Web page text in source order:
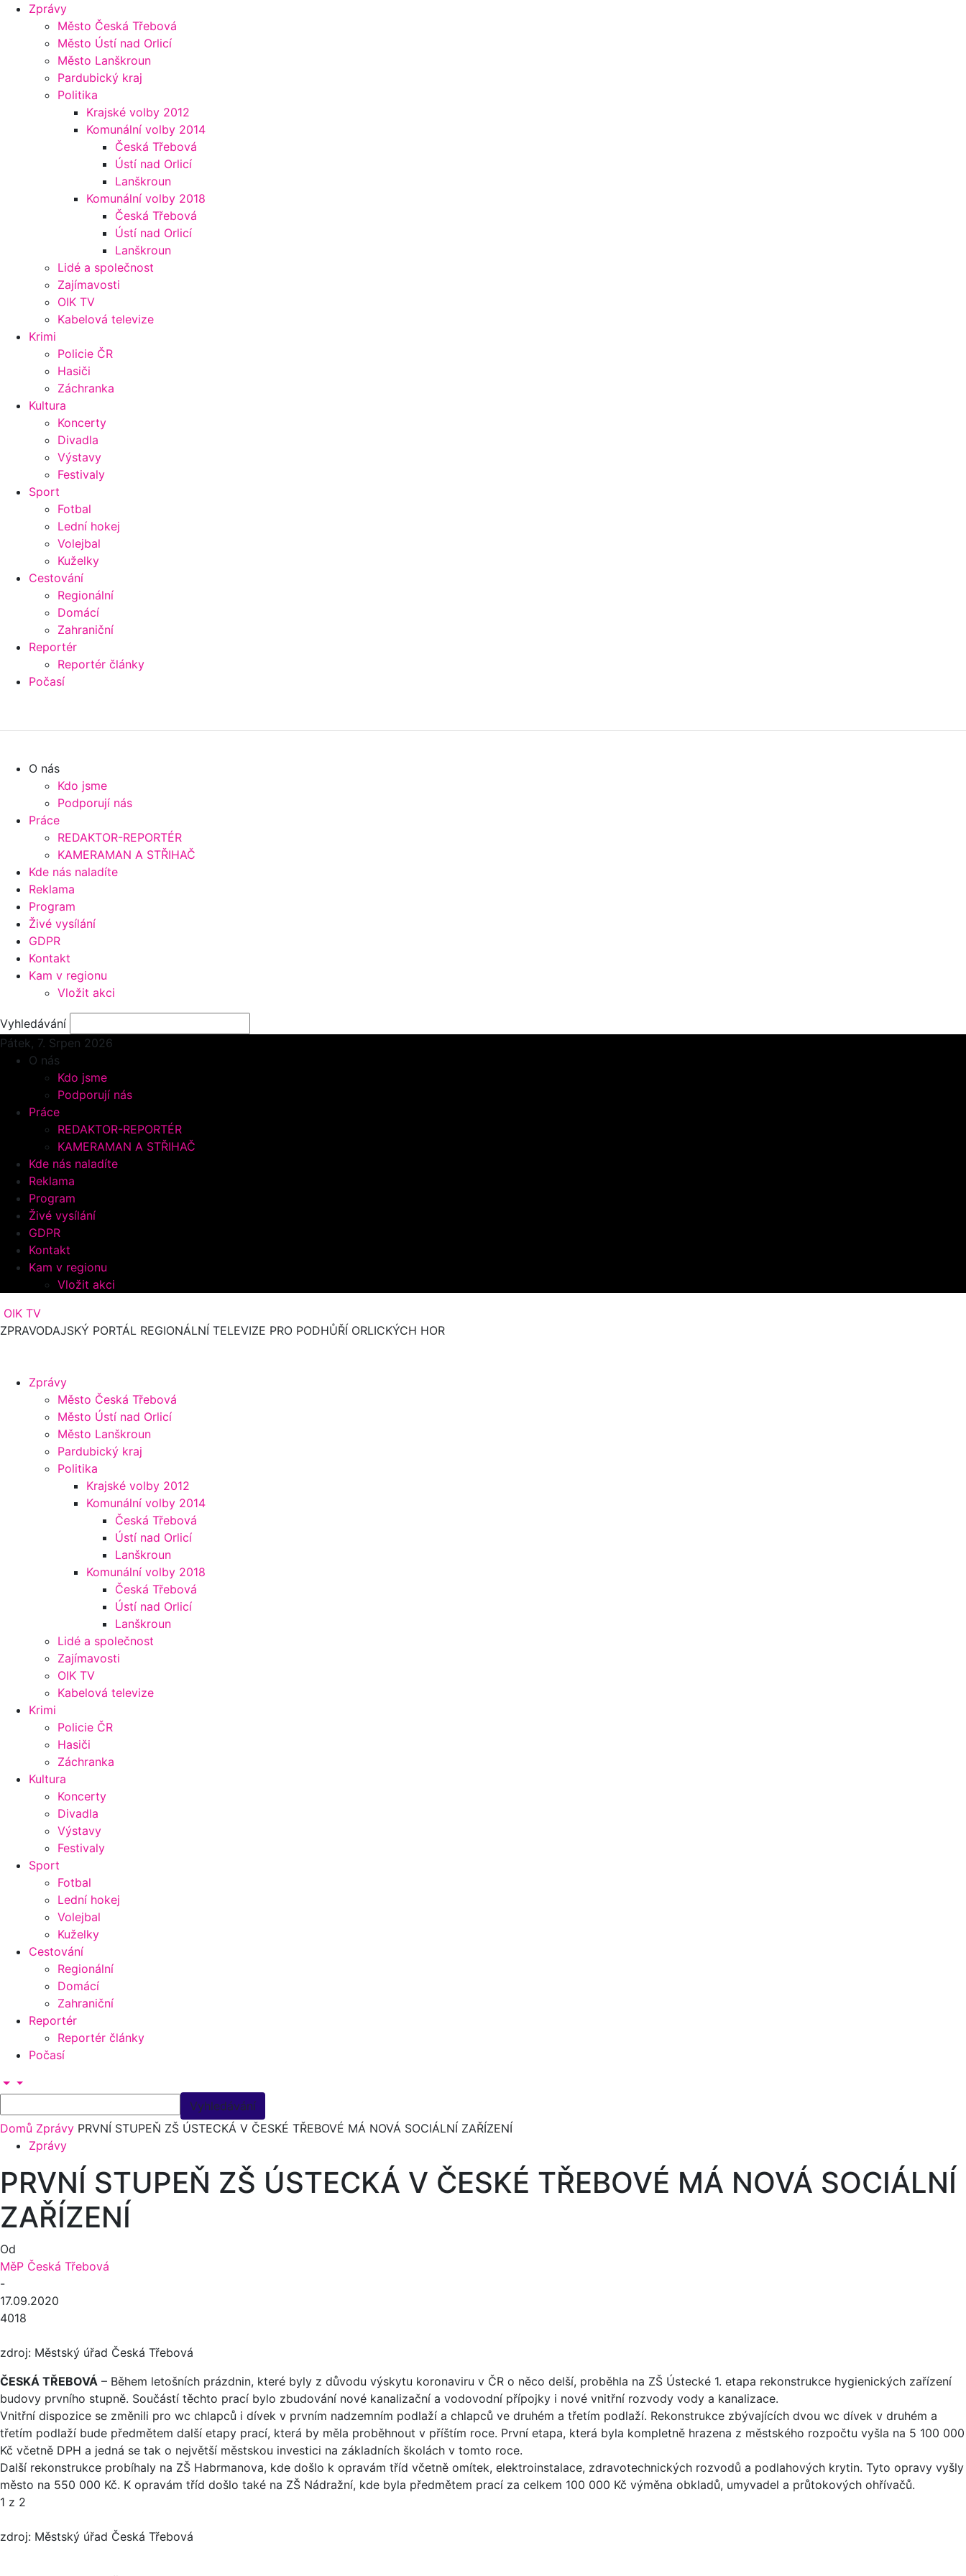
Zprávy
Město Česká Třebová
Město Ústí nad Orlicí
Město Lanškroun
Pardubický kraj
Politika
Krajské volby 2012
Komunální volby 2014
Česká Třebová
Ústí nad Orlicí
Lanškroun
Komunální volby 2018
Česká Třebová
Ústí nad Orlicí
Lanškroun
Lidé a společnost
Zajímavosti
OIK TV
Kabelová televize
Krimi
Policie ČR
Hasiči
Záchranka
Kultura
Koncerty
Divadla
Výstavy
Festivaly
Sport
Fotbal
Lední hokej
Volejbal
Kuželky
Cestování
Regionální
Domácí
Zahraniční
Reportér
Reportér články
Počasí
O nás
Kdo jsme
Podporují nás
Práce
REDAKTOR-REPORTÉR
KAMERAMAN A STŘIHAČ
Kde nás naladíte
Reklama
Program
Živé vysílání
GDPR
Kontakt
Kam v regionu
Vložit akci
Vyhledávání
Pátek, 7. Srpen 2026
O nás
Kdo jsme
Podporují nás
Práce
REDAKTOR-REPORTÉR
KAMERAMAN A STŘIHAČ
Kde nás naladíte
Reklama
Program
Živé vysílání
GDPR
Kontakt
Kam v regionu
Vložit akci
OIK TV
ZPRAVODAJSKÝ PORTÁL REGIONÁLNÍ TELEVIZE PRO PODHŮŘÍ ORLICKÝCH HOR
Zprávy
Město Česká Třebová
Město Ústí nad Orlicí
Město Lanškroun
Pardubický kraj
Politika
Krajské volby 2012
Komunální volby 2014
Česká Třebová
Ústí nad Orlicí
Lanškroun
Komunální volby 2018
Česká Třebová
Ústí nad Orlicí
Lanškroun
Lidé a společnost
Zajímavosti
OIK TV
Kabelová televize
Krimi
Policie ČR
Hasiči
Záchranka
Kultura
Koncerty
Divadla
Výstavy
Festivaly
Sport
Fotbal
Lední hokej
Volejbal
Kuželky
Cestování
Regionální
Domácí
Zahraniční
Reportér
Reportér články
Počasí
Domů Zprávy PRVNÍ STUPEŇ ZŠ ÚSTECKÁ V ČESKÉ TŘEBOVÉ MÁ NOVÁ SOCIÁLNÍ ZAŘÍZENÍ
Zprávy
PRVNÍ STUPEŇ ZŠ ÚSTECKÁ V ČESKÉ TŘEBOVÉ MÁ NOVÁ SOCIÁLNÍ
ZAŘÍZENÍ
Od
MěP Česká Třebová
-
17.09.2020
4018
zdroj: Městský úřad Česká Třebová
ČESKÁ TŘEBOVÁ – Během letošních prázdnin, které byly z důvodu výskytu koronaviru v ČR o něco delší, proběhla na ZŠ Ústecké 1. etapa rekonstrukce hygienických zařízení
budovy prvního stupně. Součástí těchto prací bylo zbudování nové kanalizační a vodovodní přípojky i nové vnitřní rozvody vody a kanalizace.
Vnitřní dispozice se změnili pro wc chlapců i dívek v prvním nadzemním podlaží a chlapců ve druhém a třetím podlaží. Rekonstrukce zbývajících dvou wc dívek v druhém a
třetím podlaží bude předmětem další etapy prací, která by měla proběhnout v příštím roce. První etapa, která byla kompletně hrazena z městského rozpočtu vyšla na 5 100 000
Kč včetně DPH a jedná se tak o největší městskou investici na základních školách v tomto roce.
Další rekonstrukce probíhaly na ZŠ Habrmanova, kde došlo k opravám tříd včetně omítek, elektroinstalace, zdravotechnických rozvodů a podlahových krytin. Tyto opravy vyšly
město na 550 000 Kč. K opravám tříd došlo také na ZŠ Nádražní, kde byla předmětem prací za celkem 100 000 Kč výměna obkladů, umyvadel a průtokových ohřívačů.
1 z 2
zdroj: Městský úřad Česká Třebová